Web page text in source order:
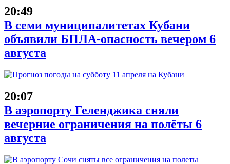
20:49
В семи муниципалитетах Кубани
объявили БПЛА-опасность вечером 6
августа
20:07
В аэропорту Геленджика сняли
вечерние ограничения на полёты 6
августа